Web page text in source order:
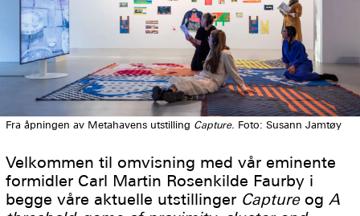
Fra åpningen av Metahavens utstilling Capture. Foto: Susann Jamtøy
Velkommen til omvisning med vår eminente
formidler Carl Martin Rosenkilde Faurby i
begge våre aktuelle utstillinger CaptureogA